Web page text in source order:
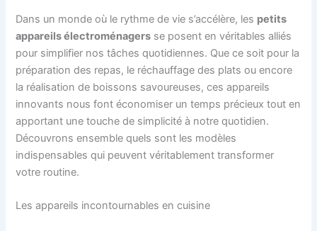
Dans un monde où le rythme de vie s’accélère, les petits
appareils électroménagers se posent en véritables alliés
pour simplifier nos tâches quotidiennes. Que ce soit pour la
préparation des repas, le réchauffage des plats ou encore
la réalisation de boissons savoureuses, ces appareils
innovants nous font économiser un temps précieux tout en
apportant une touche de simplicité à notre quotidien.
Découvrons ensemble quels sont les modèles
indispensables qui peuvent véritablement transformer
votre routine.
Les appareils incontournables en cuisine